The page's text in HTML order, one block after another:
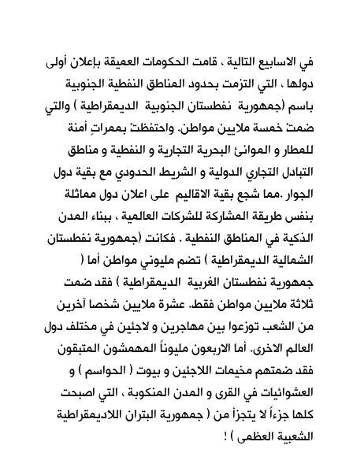
في الاسابيع التالية ، قامت الحكومات العميقة بإعلان أولى
دولها ، التي التزمت بحدود المناطق النفطية الجنوبية
باسم (جمهورية نفطستان الجنوبية الديمقراطية ) والتي
ضمتْ خمسة ملايين مواطن. واحتفظتْ بممراتٍ أمنة
للمطار و الموانئ البحرية التجارية و النفطية و مناطق
التبادل التجاري الدولية و الشريط الحدودي مع بقية دول
الجوار .مما شجع بقية الاقاليم على اعلان دول مماثلة
بنفس طريقة المشاركة للشركات العالمية ، ببناء المدن
الذكية في المناطق النفطية . فكانت (جمهورية نفطستان
الشمالية الديمقراطية ) تضم مليوني مواطن أما (
جمهورية نفطستان الغربية الديمقراطية ) فقد ضمت
ثلاثة ملايين مواطن فقط. عشرة ملايين شخصا آخرين
من الشعب توزعوا بين مهاجرين و لاجئين في مختلف دول
العالم الاخرى. أما الاربعون مليوناً المهمشون المتبقون
فقد ضمتهم مخيمات اللاجئين و بيوت ( الحواسم ) و
العشوائيات في القرى و المدن المنكوبة ، التي اصبحت
كلها جزءاً لا يتجزأ من ( جمهورية البتران اللاديمقراطية
الشعبية العظمى ) !